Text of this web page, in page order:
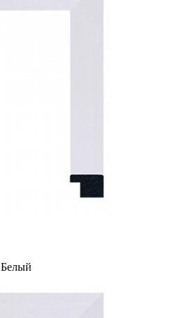
Белый